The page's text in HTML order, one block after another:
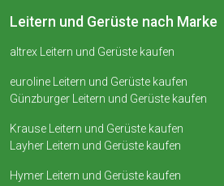
Leitern und Gerüste nach Marke
altrex Leitern und Gerüste kaufen
euroline Leitern und Gerüste kaufen
Günzburger Leitern und Gerüste kaufen
Krause Leitern und Gerüste kaufen
Layher Leitern und Gerüste kaufen
Hymer Leitern und Gerüste kaufen